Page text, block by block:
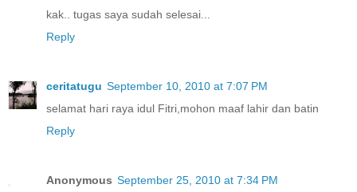
kak.. tugas saya sudah selesai...
Reply
ceritatugu September 10, 2010 at 7:07 PM
selamat hari raya idul Fitri,mohon maaf lahir dan batin
Reply
Anonymous September 25, 2010 at 7:34 PM